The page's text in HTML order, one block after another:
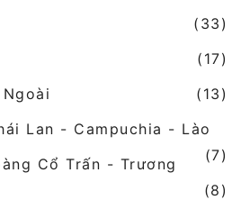
(33)
(17)
(13)
Lan - Campuchia - Lào
(7)
Cổ Trấn - Trương
(8)